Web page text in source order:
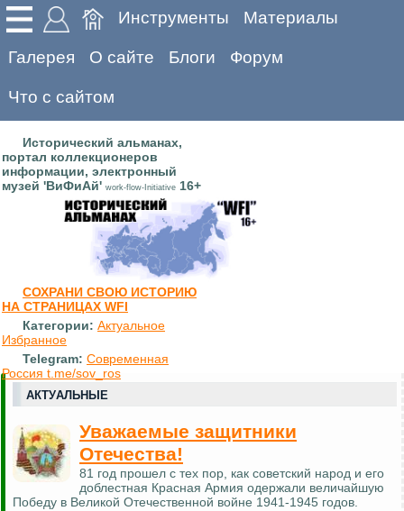
Инструменты Материалы
Галерея О сайте Блоги Форум
Что с сайтом
Исторический альманах,
портал коллекционеров
информации, электронный
музей 'ВиФиАй' work-flow-Initiative 16+
СОХРАНИ СВОЮ ИСТОРИЮ
НА СТРАНИЦАХ WFI
Категории: Актуальное
Избранное
Telegram: Современная
Россия t.me/sov_ros
АКТУАЛЬНЫЕ
Уважаемые защитники
Отечества!
81 год прошел с тех пор, как советский народ и его
доблестная Красная Армия одержали величайшую
Победу в Великой Отечественной войне 1941-1945 годов.